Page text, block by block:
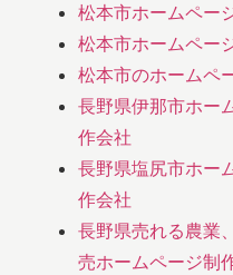
松本市ホームペー
松本市ホームペー
松本市のホームペ
長野県伊那市ホー
作会社
長野県塩尻市ホー
作会社
長野県売れる農業
売ホームページ制